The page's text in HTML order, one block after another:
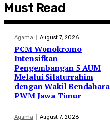
Must Read
Agama August 7, 2026
PCM Wonokromo
Intensifkan
Pengembangan 5 AUM
Melalui Silaturrahim
dengan Wakil Bendahara
PWM Jawa Timur
Agama August 7, 2026